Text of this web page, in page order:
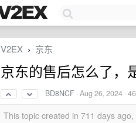
V2EX › 京东
京东的售后怎么了，
BD8NCF ·Aug 26, 2024 ·
This topic created in 711 days